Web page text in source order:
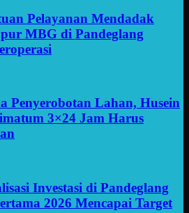
Pelayanan Mendadak
MBG di Pandeglang
Penyerobotan Lahan, Husein
3×24 Jam Harus
Investasi di Pandeglang
2026 Mencapai Target